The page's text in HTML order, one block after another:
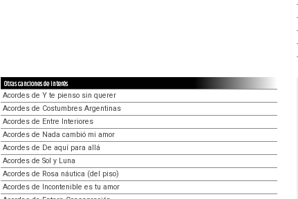
Otras canciones de interés
Acordes de Y te pienso sin querer
Acordes de Costumbres Argentinas
Acordes de Entre Interiores
Acordes de Nada cambió mi amor
Acordes de De aquí para allá
Acordes de Sol y Luna
Acordes de Rosa náutica (del piso)
Acordes de Incontenible es tu amor